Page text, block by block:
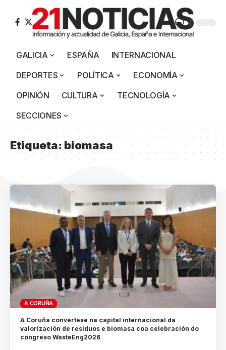
GALICIA ESPAÑA
INTERNACIONAL
DEPORTES
POLÍTICA
ECONOMÍA
OPINIÓN
CULTURA
TECNOLOGÍA
SECCIONES
Etiqueta:biomasa
A CORUÑA
A Coruña convértese na capital internacional da
valorización de residuos e biomasa coa celebración do
congreso WasteEng2026